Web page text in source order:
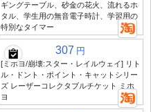
ギングテーブル、砂金の花火、流れるホ
タル、学生用の無音電子時計、学習用の
特別なタイマー
307 円
[ミホヨ/崩壊:スター・レイルウェイ] リト
ル・ドント・ポイント・キャットシリー
ズ レーザーコレクタブルチケット ミホ
ヨ